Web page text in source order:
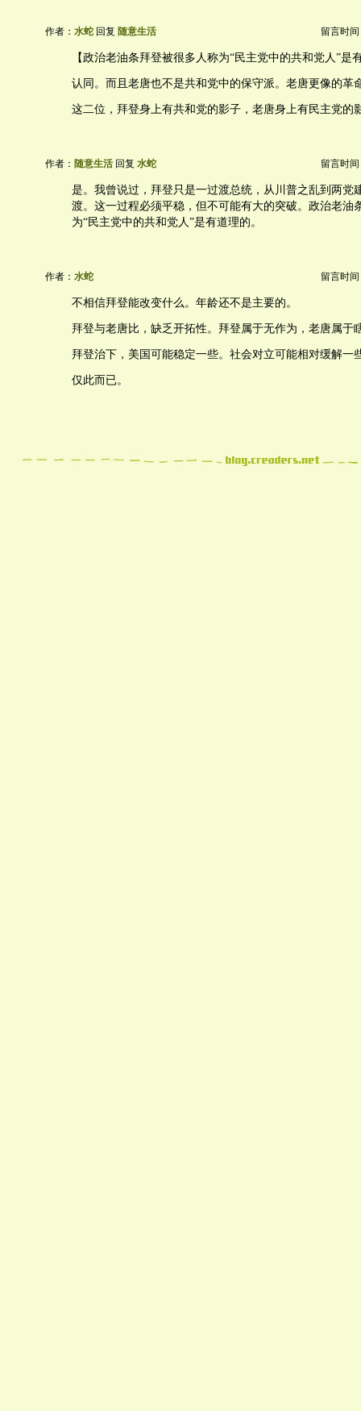
作者： 水蛇 回复 随意生活 留言时间
【政治老油条拜登被很多人称为“民主党中的共和党人”是
认同。而且老唐也不是共和党中的保守派。老唐更像的革
这二位，拜登身上有共和党的影子，老唐身上有民主党的
作者： 随意生活 回复 水蛇 留言时间
是。我曾说过，拜登只是一过渡总统，从川普之乱到两党
渡。这一过程必须平稳，但不可能有大的突破。政治老油
为“民主党中的共和党人”是有道理的。
作者： 水蛇 留言时间
不相信拜登能改变什么。年龄还不是主要的。
拜登与老唐比，缺乏开拓性。拜登属于无作为，老唐属于
拜登治下，美国可能稳定一些。社会对立可能相对缓解一
仅此而已。